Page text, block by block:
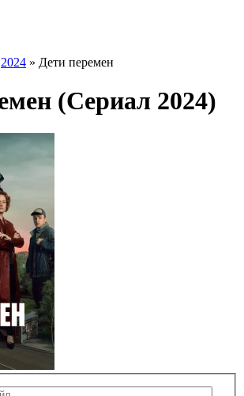
2024 » Дети перемен
(Сериал 2024)